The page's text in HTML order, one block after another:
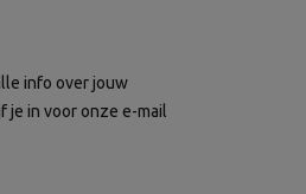
info over jouw
je in voor onze e-mail